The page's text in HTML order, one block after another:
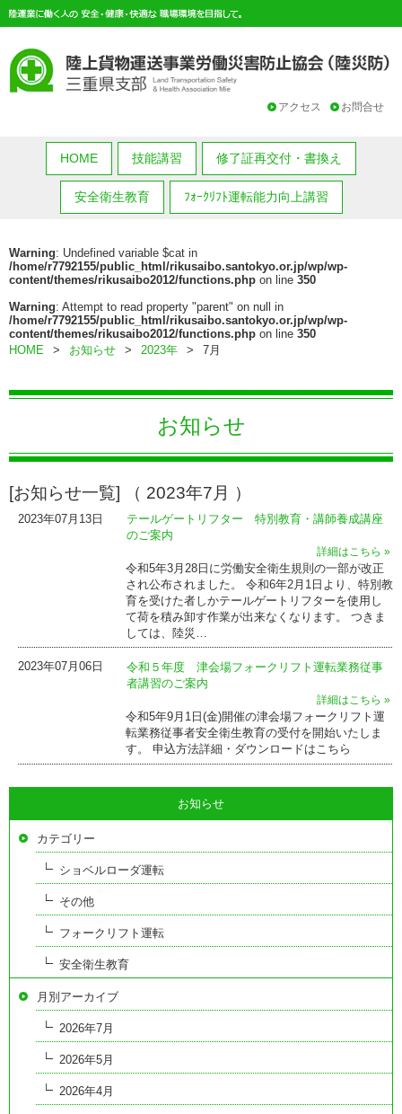
お問合せ
アクセス
HOME 技能講習 修了証再交付・書換え
安全衛生教育 ﾌｫｰｸﾘﾌﾄ運転能力向上講習
Warning: Undefined variable $cat in
/home/r7792155/public_html/rikusaibo.santokyo.or.jp/wp/wp-
content/themes/rikusaibo2012/functions.php on line 350
Warning: Attempt to read property "parent" on null in
/home/r7792155/public_html/rikusaibo.santokyo.or.jp/wp/wp-
content/themes/rikusaibo2012/functions.php on line 350
HOME
> お知らせ > 2023年 > 7月
お知らせ
[お知らせ一覧] （ 2023年7月 ）
2023年07月13日
テールゲートリフター 特別教育・講師養成講座
のご案内
詳細はこちら »
令和5年3月28日に労働安全衛生規則の一部が改正
され公布されました。 令和6年2月1日より、特別教
育を受けた者しかテールゲートリフターを使用し
て荷を積み卸す作業が出来なくなります。 つきま
しては、陸災…
2023年07月06日
令和５年度 津会場フォークリフト運転業務従事
者講習のご案内
詳細はこちら »
令和5年9月1日(金)開催の津会場フォークリフト運
転業務従事者安全衛生教育の受付を開始いたしま
す。 申込方法詳細・ダウンロードはこちら
お知らせ
カテゴリー
ショベルローダ運転
その他
フォークリフト運転
安全衛生教育
月別アーカイブ
2026年7月
2026年5月
2026年4月